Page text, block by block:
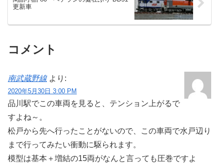
更新車
コメント
南武蔵野線 より:
2020年5月30日 3:00 PM
品川駅でこの車両を見ると、テンション上がるで
すよね～。
松戸から先へ行ったことがないので、この車両で水戸辺り
まで行ってみたい衝動に駆られます。
模型は基本＋増結の15両がなんと言っても圧巻ですよ